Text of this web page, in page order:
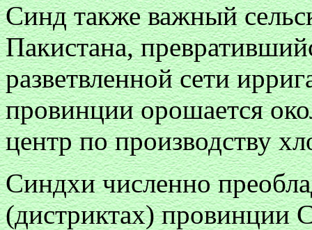
Синд также важный
Пакистана,
разветвленной сети
провинции орошается
центр по производству
Синдхи численно
(дистриктах) провинции